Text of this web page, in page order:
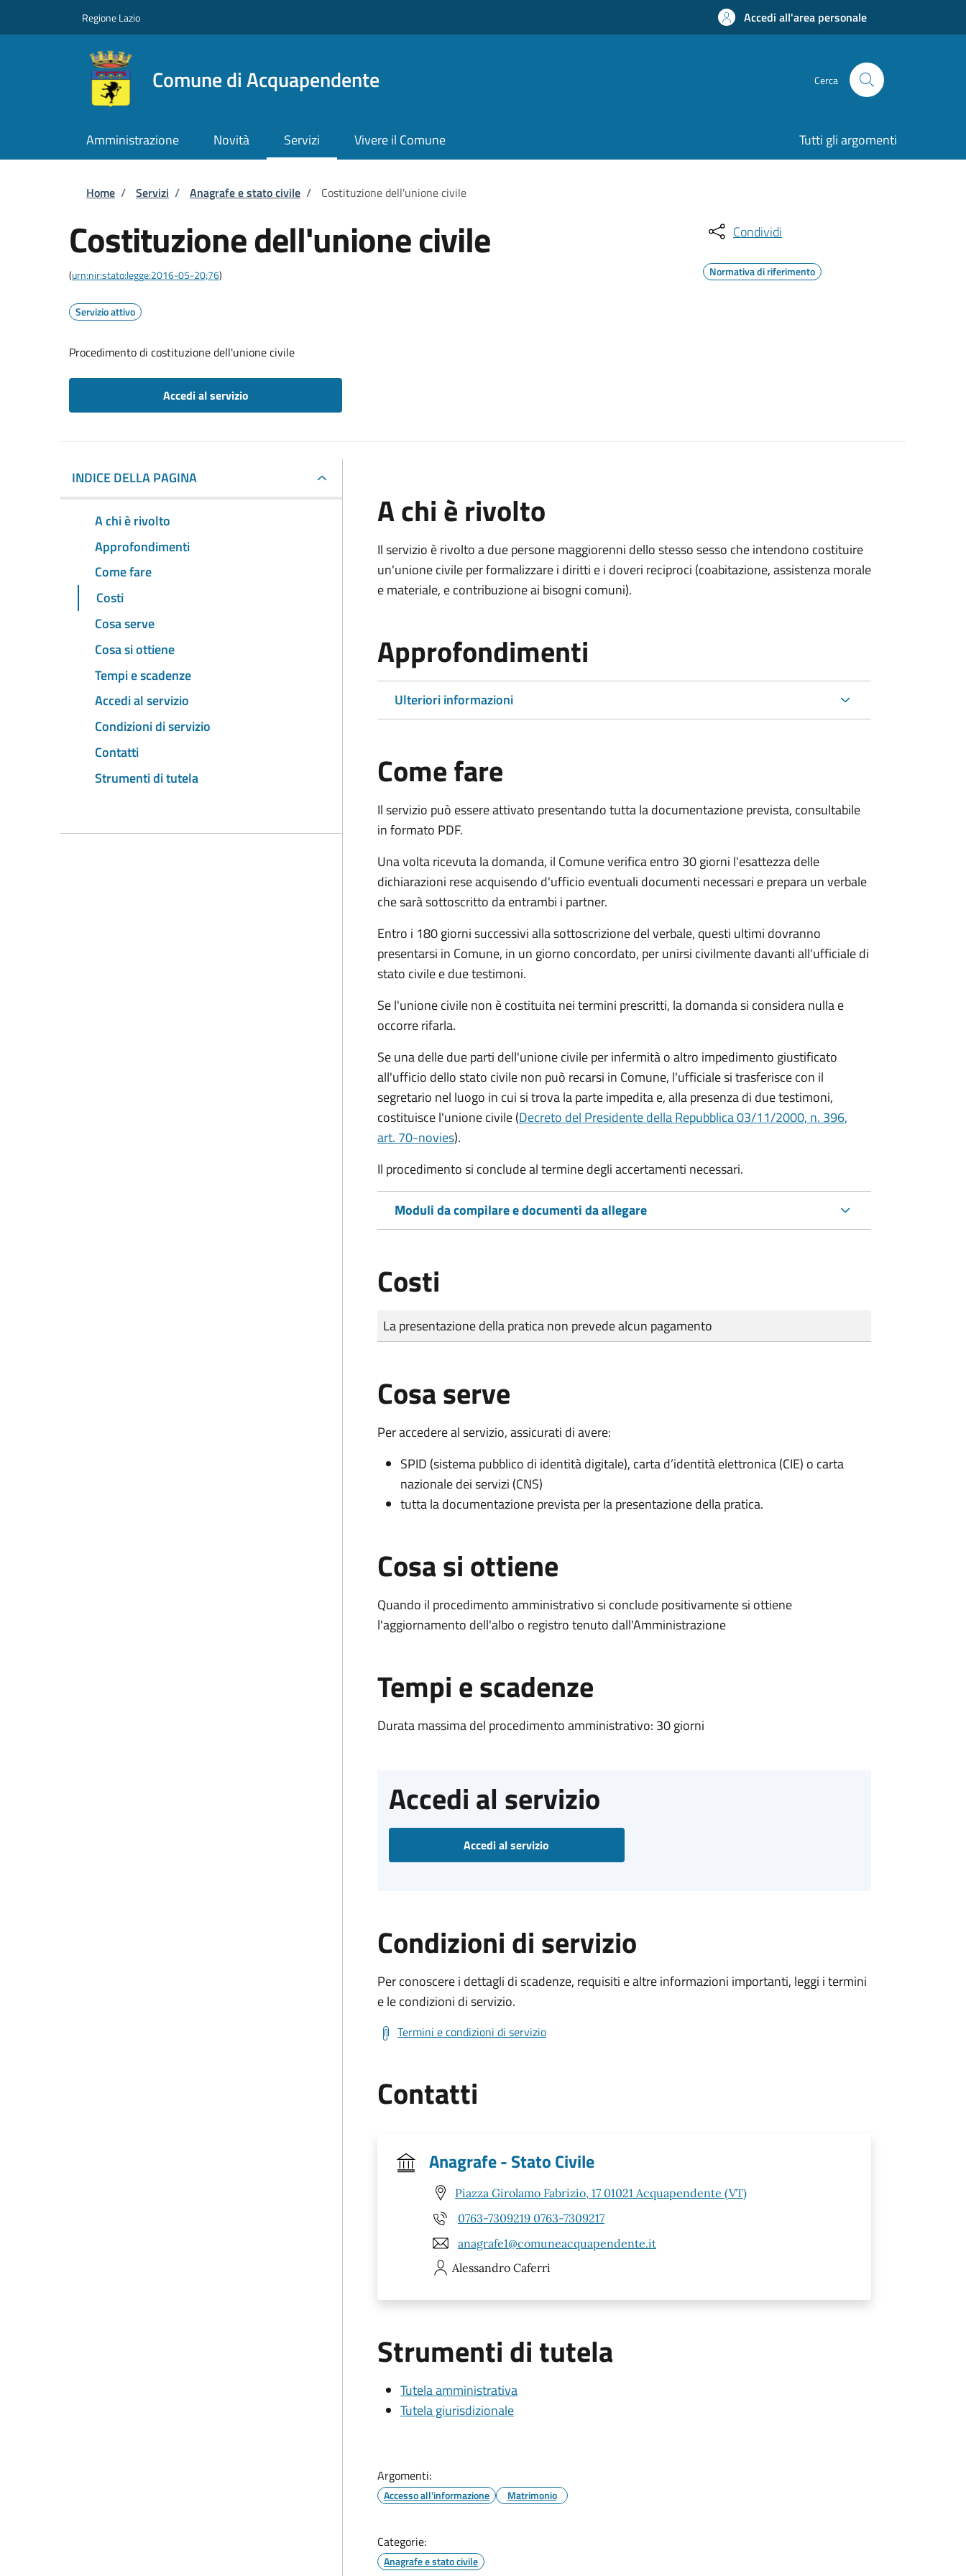
Regione Lazio Accedi all'area personale
Comune di Acquapendente Cerca
Amministrazione Novità Servizi Vivere il Comune Tutti gli argomenti
Briciole di pane
Home / Servizi / Anagrafe e stato civile / Costituzione dell'unione civile
Costituzione dell'unione civile
(urn:nir:stato:legge:2016-05-20;76)
Servizio attivo
Procedimento di costituzione dell'unione civile
Accedi al servizio
Condividi
Normativa di riferimento
INDICE DELLA PAGINA
A chi è rivolto
Approfondimenti
Come fare
Costi
Cosa serve
Cosa si ottiene
Tempi e scadenze
Accedi al servizio
Condizioni di servizio
Contatti
Strumenti di tutela
A chi è rivolto
Il servizio è rivolto a due persone maggiorenni dello stesso sesso che intendono costituire
un'unione civile per formalizzare i diritti e i doveri reciproci (coabitazione, assistenza morale
e materiale, e contribuzione ai bisogni comuni).
Approfondimenti
Ulteriori informazioni
Come fare
Il servizio può essere attivato presentando tutta la documentazione prevista, consultabile
in formato PDF.
Una volta ricevuta la domanda, il Comune verifica entro 30 giorni l'esattezza delle
dichiarazioni rese acquisendo d'ufficio eventuali documenti necessari e prepara un verbale
che sarà sottoscritto da entrambi i partner.
Entro i 180 giorni successivi alla sottoscrizione del verbale, questi ultimi dovranno
presentarsi in Comune, in un giorno concordato, per unirsi civilmentedavanti all'ufficiale di
stato civilee due testimoni.
Se l'unione civile non è costituita nei termini prescritti, la domanda si considera nulla e
occorre rifarla.
Se una delle due parti dell'unione civile per infermità o altro impedimento giustificato
all'ufficio dello stato civile non può recarsi in Comune, l'ufficiale si trasferisce con il
segretario nel luogo in cui si trova la parte impedita e, alla presenza di due testimoni,
costituisce l'unione civile (Decreto del Presidente della Repubblica 03/11/2000, n. 396,
art. 70-novies).
Il procedimento si conclude al termine degli accertamenti necessari.
Moduli da compilare e documenti da allegare
Costi
Tipo di pagamento
Importo
La presentazione della pratica non prevede alcun pagamento
Cosa serve
Per accedere al servizio, assicurati di avere:
SPID (sistema pubblico di identità digitale), carta d’identità elettronica (CIE) o carta
nazionale dei servizi (CNS)
tutta la documentazione prevista per la presentazione della pratica.
Cosa si ottiene
Quando il procedimento amministrativo si conclude positivamente si ottiene
l'aggiornamento dell'albo o registro tenuto dall'Amministrazione
Tempi e scadenze
Durata massima del procedimento amministrativo: 30 giorni
Accedi al servizio
Accedi al servizio
Condizioni di servizio
Per conoscere i dettagli di scadenze, requisiti e altre informazioni importanti, leggi i termini
e le condizioni di servizio.
Termini e condizioni di servizio
Contatti
Anagrafe - Stato Civile
Piazza Girolamo Fabrizio, 17 01021 Acquapendente (VT)
0763-7309219 0763-7309217
anagrafe1@comuneacquapendente.it
Alessandro Caferri
Strumenti di tutela
Tutela amministrativa
Tutela giurisdizionale
Argomenti:
Accesso all'informazione Matrimonio
Categorie:
Anagrafe e stato civile